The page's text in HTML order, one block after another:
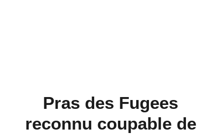
Pras des Fugees
reconnu coupable de